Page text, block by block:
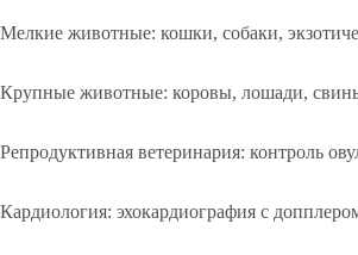
Мелкие животные: кошки, собаки,
Крупные животные: коровы, лошади,
Репродуктивная ветеринария: контроль
Кардиология: эхокардиография с